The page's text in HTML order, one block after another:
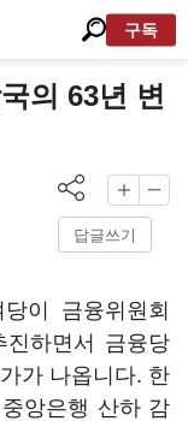
구독
의 63년 변
답글쓰기
이 금융위원회
하면서 금융당
가 나옵니다. 한
앙은행 산하 감